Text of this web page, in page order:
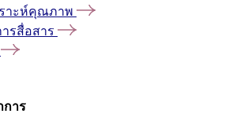
ราะห์คุณภาพ
รสื่อสาร
การ